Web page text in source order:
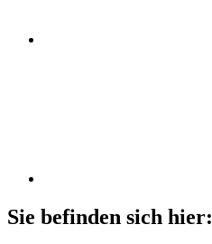
Sie befinden sich hier: